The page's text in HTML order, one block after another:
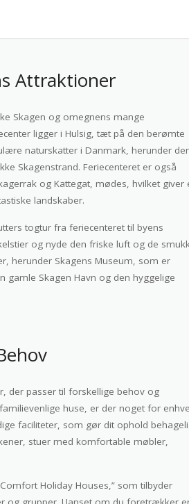
Attraktioner
Skagen og omegnens mange
ligger i Hulsig, tæt på den berømte
naturskatter i Danmark, herunder
Skagenstrand. Feriecenteret er også
og Kattegat, mødes, hvilket giver
landskaber.
togtur fra feriecenteret til byens
og nyde den friske luft og de
herunder Skagens Museum, som er
Skagen Havn og den hyggelige
der passer til forskellige behov og
huse, er der noget for
faciliteter, som gør dit ophold
stuer med komfortable møbler,
Holiday Houses,” som tilbyder